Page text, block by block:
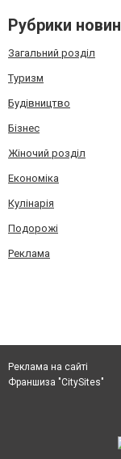
Рубрики новин
Загальний розділ
Туризм
Будівництво
Бізнес
Жіночий розділ
Економіка
Кулінарія
Подорожі
Реклама
Реклама на сайті
Франшиза "CitySites"